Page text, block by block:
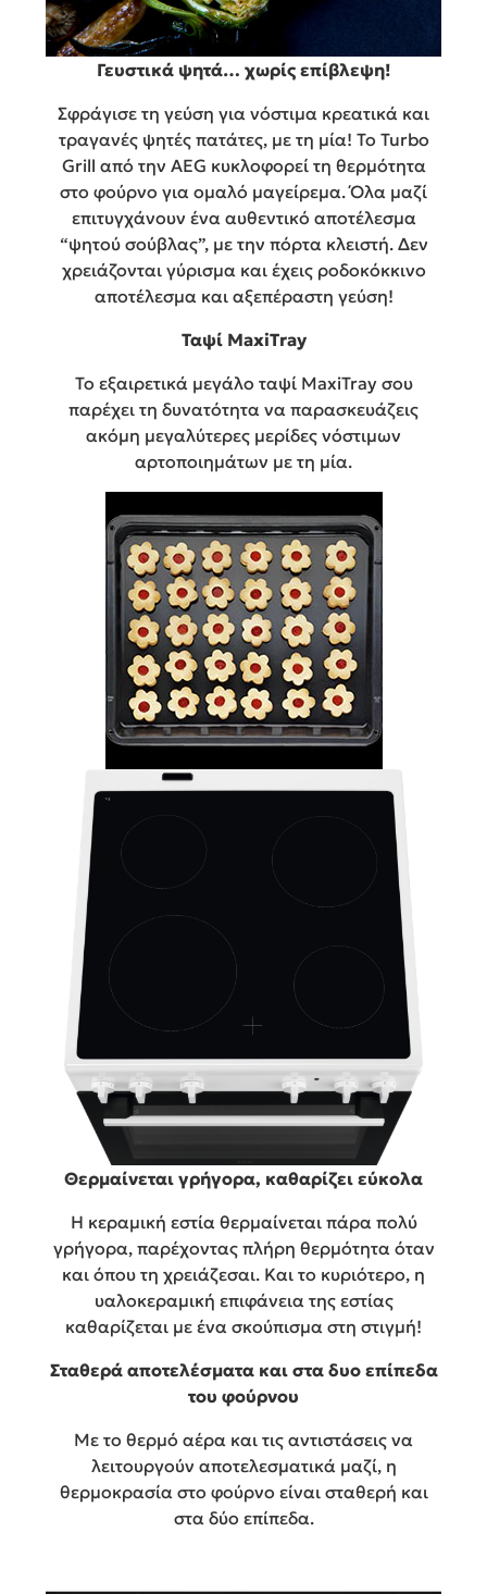
Γευστικά ψητά… χωρίς επίβλεψη!
Σφράγισε τη γεύση για νόστιμα κρεατικά και
τραγανές ψητές πατάτες, με τη μία! Το Turbo
Grill από την AEG κυκλοφορεί τη θερμότητα
στο φούρνο για ομαλό μαγείρεμα. Όλα μαζί
επιτυγχάνουν ένα αυθεντικό αποτέλεσμα
“ψητού σούβλας”, με την πόρτα κλειστή. Δεν
χρειάζονται γύρισμα και έχεις ροδοκόκκινο
αποτέλεσμα και αξεπέραστη γεύση!
Ταψί MaxiTray
Το εξαιρετικά μεγάλο ταψί MaxiTray σου
παρέχει τη δυνατότητα να παρασκευάζεις
ακόμη μεγαλύτερες μερίδες νόστιμων
αρτοποιημάτων με τη μία.
Θερμαίνεται γρήγορα, καθαρίζει εύκολα
Η κεραμική εστία θερμαίνεται πάρα πολύ
γρήγορα, παρέχοντας πλήρη θερμότητα όταν
και όπου τη χρειάζεσαι. Και το κυριότερο, η
υαλοκεραμική επιφάνεια της εστίας
καθαρίζεται με ένα σκούπισμα στη στιγμή!
Σταθερά αποτελέσματα και στα δυο επίπεδα
του φούρνου
Με το θερμό αέρα και τις αντιστάσεις να
λειτουργούν αποτελεσματικά μαζί, η
θερμοκρασία στο φούρνο είναι σταθερή και
στα δύο επίπεδα.